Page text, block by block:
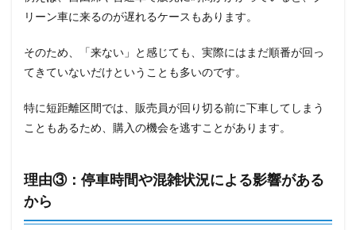
リーン車に来るのが遅れるケースもあります。
そのため、「来ない」と感じても、実際にはまだ順番が回っ
てきていないだけということも多いのです。
特に短距離区間では、販売員が回り切る前に下車してしまう
こともあるため、購入の機会を逃すことがあります。
理由③：停車時間や混雑状況による影響がある
から